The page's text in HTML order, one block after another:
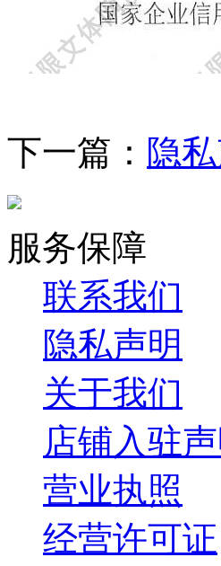
下一篇： 隐
服务保障
联系我们
隐私声明
关于我们
店铺入驻
营业执照
经营许可证